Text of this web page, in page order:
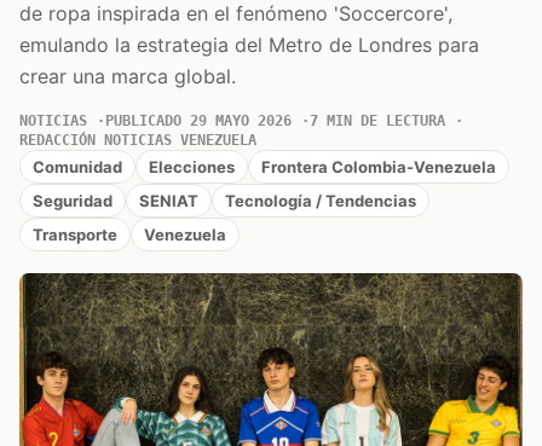
de ropa inspirada en el fenómeno 'Soccercore',
emulando la estrategia del Metro de Londres para
crear una marca global.
NOTICIAS PUBLICADO 29 MAYO 2026
7 MIN DE LECTURA
REDACCIÓN NOTICIAS VENEZUELA
Comunidad Elecciones
Frontera Colombia-Venezuela
Seguridad
SENIAT
Tecnología / Tendencias
Transporte
Venezuela